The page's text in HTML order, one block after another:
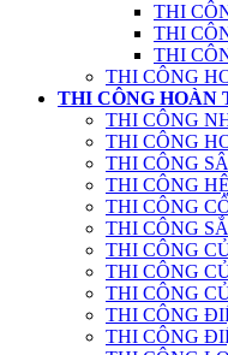
THI
THI
THI
THI CÔNG
THI CÔNG HOÀN
THI CÔNG
THI CÔNG
THI CÔNG
THI CÔNG
THI CÔNG
THI CÔNG
THI CÔNG
THI CÔNG
THI CÔNG
THI CÔNG
THI CÔNG